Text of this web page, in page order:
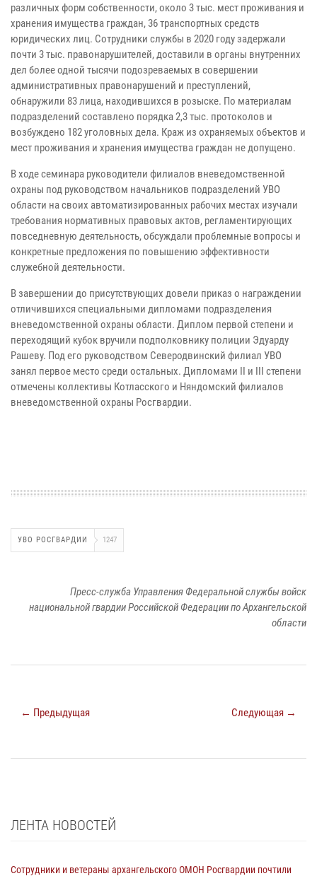
различных форм собственности, около 3 тыс. мест проживания и
хранения имущества граждан, 36 транспортных средств
юридических лиц. Сотрудники службы в 2020 году задержали
почти 3 тыс. правонарушителей, доставили в органы внутренних
дел более одной тысячи подозреваемых в совершении
административных правонарушений и преступлений,
обнаружили 83 лица, находившихся в розыске. По материалам
подразделений составлено порядка 2,3 тыс. протоколов и
возбуждено 182 уголовных дела. Краж из охраняемых объектов и
мест проживания и хранения имущества граждан не допущено.
В ходе семинара руководители филиалов вневедомственной
охраны под руководством начальников подразделений УВО
области на своих автоматизированных рабочих местах изучали
требования нормативных правовых актов, регламентирующих
повседневную деятельность, обсуждали проблемные вопросы и
конкретные предложения по повышению эффективности
служебной деятельности.
В завершении до присутствующих довели приказ о награждении
отличившихся специальными дипломами подразделения
вневедомственной охраны области. Диплом первой степени и
переходящий кубок вручили подполковнику полиции Эдуарду
Рашеву. Под его руководством Северодвинский филиал УВО
занял первое место среди остальных. Дипломами II и III степени
отмечены коллективы Котласского и Няндомский филиалов
вневедомственной охраны Росгвардии.
УВО РОСГВАРДИИ 1247
Пресс-служба Управления Федеральной службы войск
национальной гвардии Российской Федерации по Архангельской
области
← Предыдущая Следующая →
ЛЕНТА НОВОСТЕЙ
Сотрудники и ветераны архангельского ОМОН Росгвардии почтили